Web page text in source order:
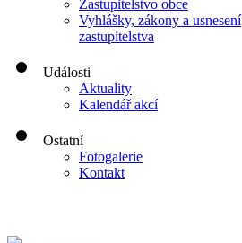
Zastupitelstvo obce
Vyhlášky, zákony a usnesení
zastupitelstva
Události
Aktuality
Kalendář akcí
Ostatní
Fotogalerie
Kontakt